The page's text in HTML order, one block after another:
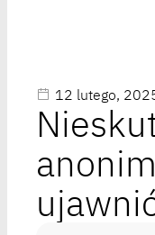
12 lutego,